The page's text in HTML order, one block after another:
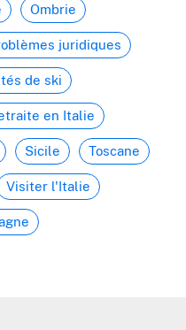
Ombrie
juridiques
de ski
en Italie
Sicile Toscane
Visiter l'Italie